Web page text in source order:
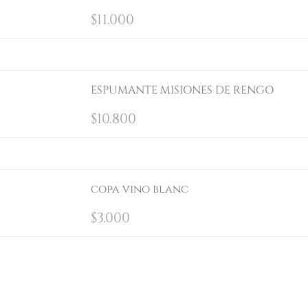
$11.000
ESPUMANTE MISIONES DE RENGO
$10.800
copa vino blanc
$3.000